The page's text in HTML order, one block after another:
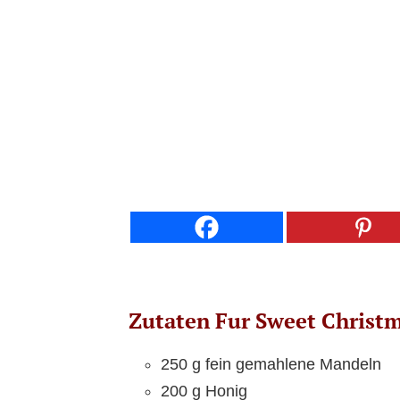
Zutaten Fur Sweet
250 g fein gemahlene Mandeln
200 g Honig